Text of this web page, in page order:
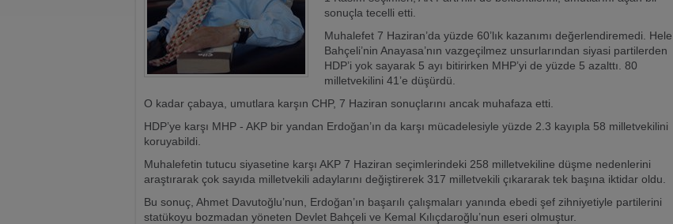
sonuçla tecelli etti.
Muhalefet 7 Haziran’da yüzde 60’lık kazanımı değerlendiremedi. Hele
Bahçeli’nin Anayasa’nın vazgeçilmez unsurlarından siyasi partilerden
HDP’i yok sayarak 5 ayı bitirirken MHP’yi de yüzde 5 azalttı. 80
milletvekilini 41’e düşürdü.
O kadar çabaya, umutlara karşın CHP, 7 Haziran sonuçlarını ancak muhafaza etti.
HDP’ye karşı MHP - AKP bir yandan Erdoğan’ın da karşı mücadelesiyle yüzde 2.3 kayıpla 58 milletvekilini
koruyabildi.
Muhalefetin tutucu siyasetine karşı AKP 7 Haziran seçimlerindeki 258 milletvekiline düşme nedenlerini
araştırarak çok sayıda milletvekili adaylarını değiştirerek 317 milletvekili çıkararak tek başına iktidar oldu.
Bu sonuç, Ahmet Davutoğlu’nun, Erdoğan’ın başarılı çalışmaları yanında ebedi şef zihniyetiyle partilerini
statükoyu bozmadan yöneten Devlet Bahçeli ve Kemal Kılıçdaroğlu’nun eseri olmuştur.